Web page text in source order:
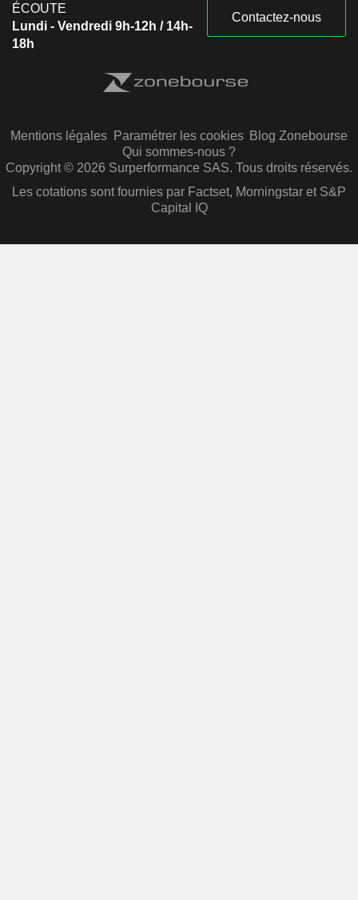
ÉCOUTE
Lundi - Vendredi 9h-12h / 14h-
18h
Contactez-nous
Mentions légales Paramétrer les cookies Blog Zonebourse
Qui sommes-nous ?
Copyright © 2026 Surperformance SAS. Tous droits réservés.
Les cotations sont fournies par Factset, Morningstar et S&P
Capital IQ